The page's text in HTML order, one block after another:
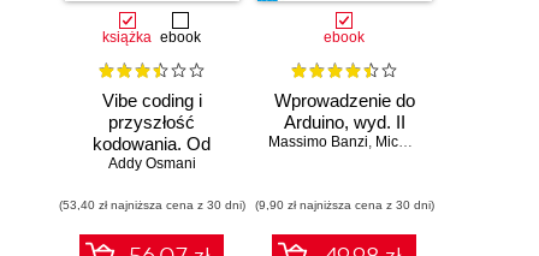
książka ebook
Vibe coding i
przyszłość
kodowania. Od
programisty do
Addy Osmani
(53,40 zł najniższa cena z 30 dni)
ebook
Wprowadzenie do
Arduino, wyd. II
Massimo Banzi, Michael Shiloh
(9,90 zł najniższa cena z 30 dni)